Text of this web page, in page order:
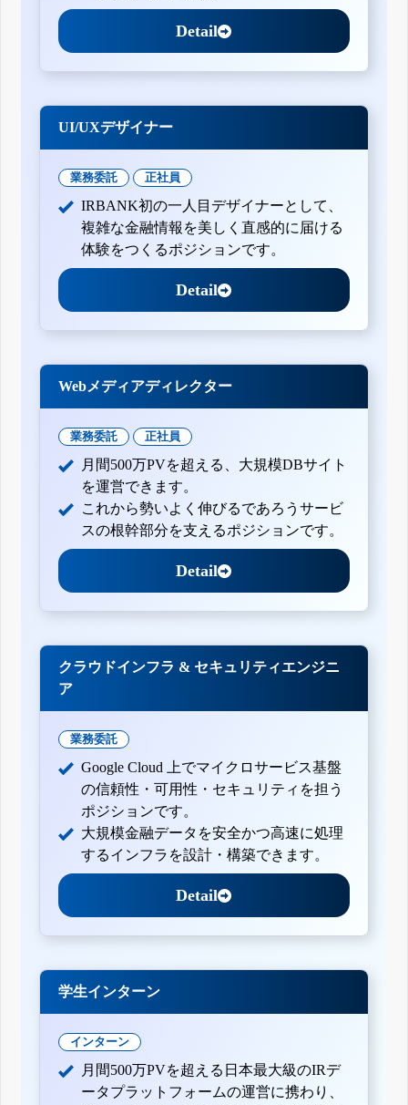
Detail
UI/UXデザイナー
業務委託 正社員
IRBANK初の一人目デザイナーとして、
複雑な金融情報を美しく直感的に届ける
体験をつくるポジションです。
Detail
Webメディアディレクター
業務委託 正社員
月間500万PVを超える、大規模DBサイト
を運営できます。
これから勢いよく伸びるであろうサービ
スの根幹部分を支えるポジションです。
Detail
クラウドインフラ & セキュリティエンジニ
ア
業務委託
Google Cloud 上でマイクロサービス基盤
の信頼性・可用性・セキュリティを担う
ポジションです。
大規模金融データを安全かつ高速に処理
するインフラを設計・構築できます。
Detail
学生インターン
インターン
月間500万PVを超える日本最大級のIRデ
ータプラットフォームの運営に携わり、